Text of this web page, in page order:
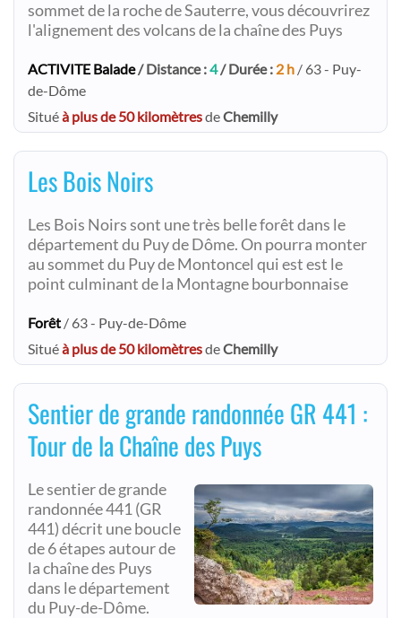
sommet de la roche de Sauterre, vous découvrirez
l'alignement des volcans de la chaîne des Puys
ACTIVITE Balade/ Distance :4/ Durée : 2 h / 63 - Puy-
de-Dôme
Situéà plus de 50 kilomètresdeChemilly
Les Bois Noirs
Les Bois Noirs sont une très belle forêt dans le
département du Puy de Dôme. On pourra monter
au sommet du Puy de Montoncel qui est est le
point culminant de la Montagne bourbonnaise
Forêt / 63 - Puy-de-Dôme
Situéà plus de 50 kilomètresdeChemilly
Sentier de grande randonnée GR 441 :
Tour de la Chaîne des Puys
Le sentier de grande
randonnée 441 (GR
441) décrit une boucle
de 6 étapes autour de
la chaîne des Puys
dans le département
du Puy-de-Dôme.